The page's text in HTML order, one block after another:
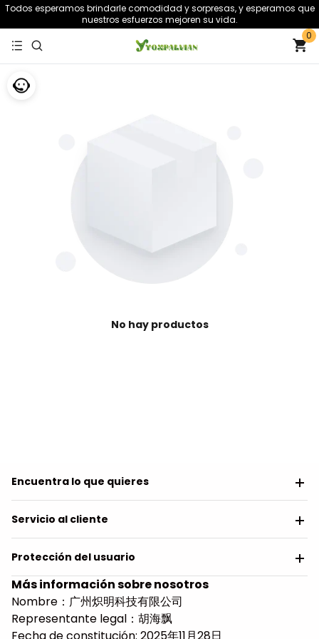
Todos esperamos brindarle comodidad y sorpresas, y esperamos que
nuestros esfuerzos mejoren su vida.
0
No hay productos
Encuentra lo que quieres
Servicio al cliente
Protección del usuario
Más información sobre nosotros
Nombre：广州炽明科技有限公司
Representante legal：胡海飘